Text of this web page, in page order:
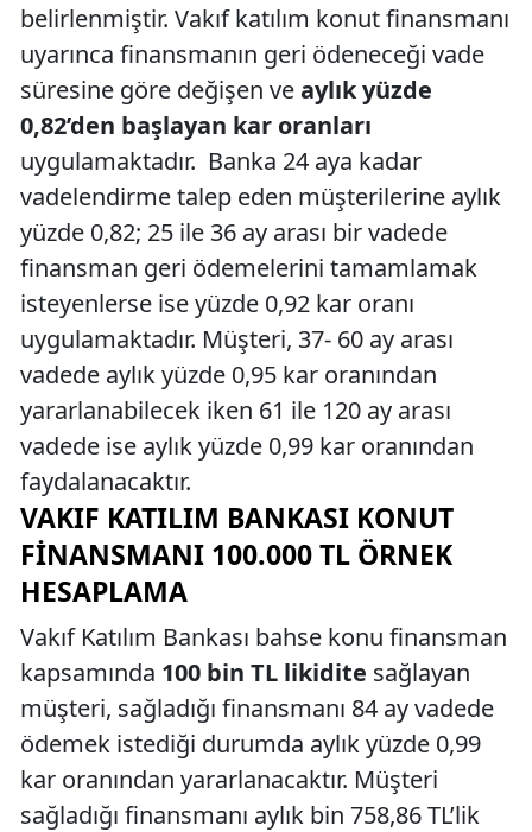
belirlenmiştir. Vakıf katılım konut finansmanı
uyarınca finansmanın geri ödeneceği vade
süresine göre değişen veaylık yüzde
0,82’den başlayan kar oranları
uygulamaktadır. Banka 24 aya kadar
vadelendirme talep eden müşterilerine aylık
yüzde 0,82; 25 ile 36 ay arası bir vadede
finansman geri ödemelerini tamamlamak
isteyenlerse ise yüzde 0,92 kar oranı
uygulamaktadır. Müşteri, 37- 60 ay arası
vadede aylık yüzde 0,95 kar oranından
yararlanabilecek iken 61 ile 120 ay arası
vadede ise aylık yüzde 0,99 kar oranından
faydalanacaktır.
VAKIF KATILIM BANKASI KONUT
FINANSMANI 100.000 TL ÖRNEK
HESAPLAMA
Vakıf Katılım Bankası bahse konu finansman
kapsamında 100 bin TL likidite sağlayan
müşteri, sağladığı finansmanı 84 ay vadede
ödemek istediği durumda aylık yüzde 0,99
kar oranından yararlanacaktır. Müşteri
sağladığı finansmanı aylık bin 758,86 TL’lik